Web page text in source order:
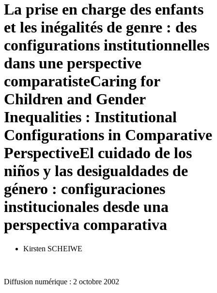
La prise en charge des enfants
et les inégalités de genre : des
configurations institutionnelles
dans une perspective
comparatisteCaring for
Children and Gender
Inequalities : Institutional
Configurations in Comparative
PerspectiveEl cuidado de los
niños y las desigualdades de
género : configuraciones
institucionales desde una
perspectiva comparativa
Kirsten SCHEIWE
Diffusion numérique : 2 octobre 2002